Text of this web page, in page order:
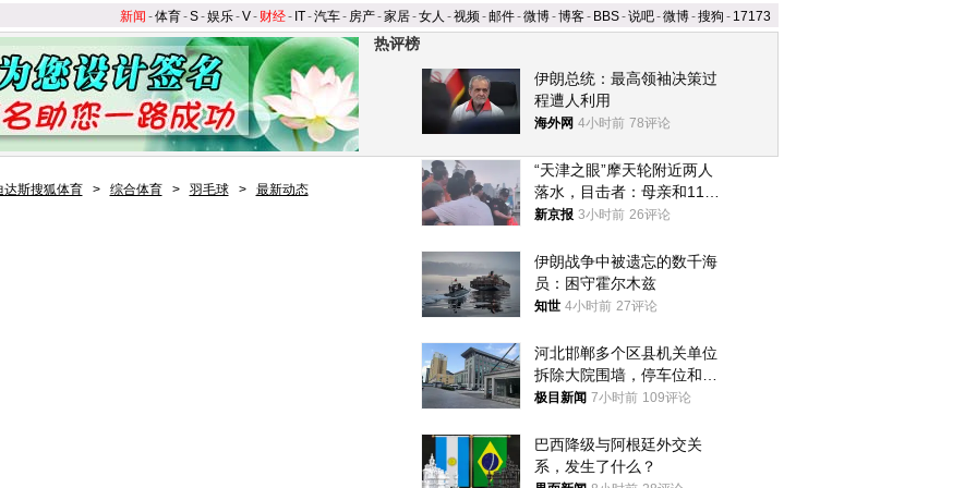
新闻 -体育-S-娱乐-V- 财经- IT-汽车- 房产-家居-女人 -视频-邮件-微博-博客- BBS-说吧-微博-搜狗 - 17173
热评榜
伊朗总统：最高领袖决策过
程遭人利用
海外网 4小时前 78评论
“天津之眼”摩天轮附近两人
落水，目击者：母亲和11岁
儿子先后被打捞上岸
新京报 3小时前 26评论
伊朗战争中被遗忘的数千海
员：困守霍尔木兹
知世 4小时前 27评论
河北邯郸多个区县机关单位
拆除大院围墙，停车位和厕
所免费开放，当地多部门回
极目新闻 7小时前 109评论
巴西降级与阿根廷外交关
系，发生了什么？
达斯搜狐体育 > 综合体育 > 羽毛球 > 最新动态